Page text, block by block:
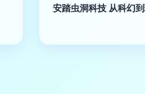
安踏虫洞科技 从科幻